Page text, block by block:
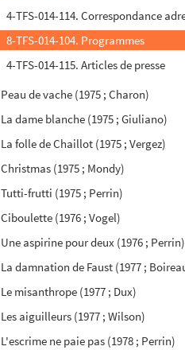
4-TFS-014-114. Correspondance
8-TFS-014-104. Programmes
4-TFS-014-115. Articles de presse
Peau de vache (1975 ; Charon)
La dame blanche (1975 ; Giuliano)
La folle de Chaillot (1975 ; Vergez)
Christmas (1975 ; Mondy)
Tutti-frutti (1975 ; Perrin)
Ciboulette (1976 ; Vogel)
Une aspirine pour deux (1976 ; Perrin)
La damnation de Faust (1977 ;
Le misanthrope (1977 ; Dux)
Les aiguilleurs (1977 ; Wilson)
L'escrime ne paie pas (1978 ; Perrin)